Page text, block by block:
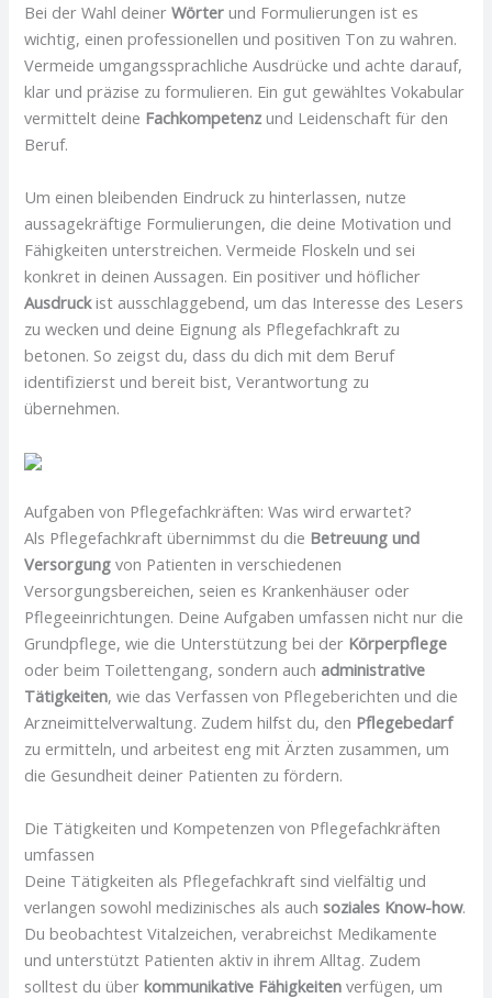
Bei der Wahl deinerWörter und Formulierungen ist es
wichtig, einen professionellen und positiven Ton zu wahren.
Vermeide umgangssprachliche Ausdrücke und achte darauf,
klar und präzise zu formulieren. Ein gut gewähltes Vokabular
vermittelt deine Fachkompetenz und Leidenschaft für den
Beruf.
Um einen bleibenden Eindruck zu hinterlassen, nutze
aussagekräftige Formulierungen, die deine Motivation und
Fähigkeiten unterstreichen. Vermeide Floskeln und sei
konkret in deinen Aussagen. Ein positiver und höflicher
Ausdruckist ausschlaggebend, um das Interesse des Lesers
zu wecken und deine Eignung als Pflegefachkraft zu
betonen. So zeigst du, dass du dich mit dem Beruf
identifizierst und bereit bist, Verantwortung zu
übernehmen.
Aufgaben von Pflegefachkräften: Was wird erwartet?
Als Pflegefachkraft übernimmst du die Betreuung und
Versorgung von Patienten in verschiedenen
Versorgungsbereichen, seien es Krankenhäuser oder
Pflegeeinrichtungen. Deine Aufgaben umfassen nicht nur die
Grundpflege, wie die Unterstützung bei der Körperpflege
oder beim Toilettengang, sondern auch administrative
Tätigkeiten, wie das Verfassen von Pflegeberichten und die
Arzneimittelverwaltung. Zudem hilfst du, den Pflegebedarf
zu ermitteln, und arbeitest eng mit Ärzten zusammen, um
die Gesundheit deiner Patienten zu fördern.
Die Tätigkeiten und Kompetenzen von Pflegefachkräften
umfassen
Deine Tätigkeiten als Pflegefachkraft sind vielfältig und
verlangen sowohl medizinisches als auchsoziales Know-how.
Du beobachtest Vitalzeichen, verabreichst Medikamente
und unterstützt Patienten aktiv in ihrem Alltag. Zudem
solltest du überkommunikative Fähigkeiten verfügen, um